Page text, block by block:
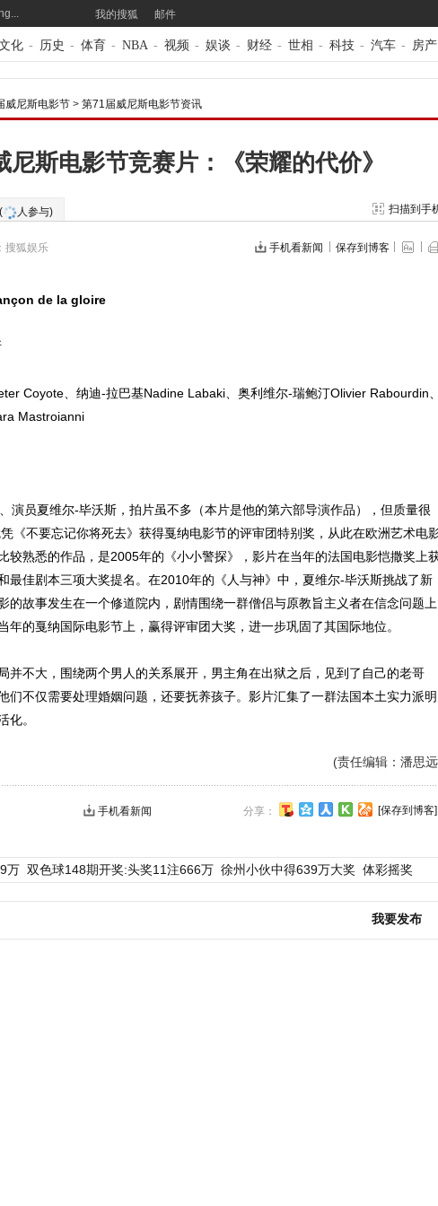
我的搜狐 邮件
化 - 历史 - 体育 - NBA - 视频 - 娱谈 - 财经 - 世相 - 科技 - 汽车 - 房产
威尼斯电影节 > 第71届威尼斯电影节资讯
尼斯电影节竞赛片：《荣耀的代价》
( 人参与) 扫描到手
搜狐娱乐 手机看新闻 保存到博客
de la gloire
Coyote、纳迪-拉巴基Nadine Labaki、奥利维尔-瑞鲍汀Olivier Rabourdin、
Mastroianni
员夏维尔-毕沃斯，拍片虽不多（本片是他的第六部导演作品），但质量很
不要忘记你将死去》获得戛纳电影节的评审团特别奖，从此在欧洲艺术电
较熟悉的作品，是2005年的《小小警探》，影片在当年的法国电影恺撒奖上
最佳剧本三项大奖提名。在2010年的《人与神》中，夏维尔-毕沃斯挑战了新
故事发生在一个修道院内，剧情围绕一群僧侣与原教旨主义者在信念问题上
年的戛纳国际电影节上，赢得评审团大奖，进一步巩固了其国际地位。
不大，围绕两个男人的关系展开，男主角在出狱之后，见到了自己的老哥
们不仅需要处理婚姻问题，还要抚养孩子。影片汇集了一群法国本土实力派明
化。
(责任编辑：潘思
分享： [保存到博客]
手机看新闻
万 双色球148期开奖:头奖11注666万 徐州小伙中得639万大奖 体彩摇奖
我要发布